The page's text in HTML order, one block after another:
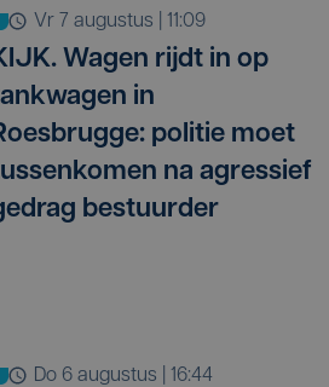
vr 7 augustus | 11:09
Wagen rijdt in op
in
politie moet
na agressief
bestuurder
do 6 augustus | 16:44